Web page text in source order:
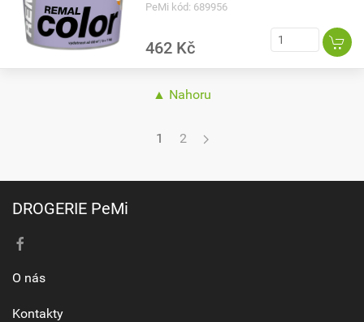
PeMi kód: 689956
462 Kč
▲ Nahoru
1 2
DROGERIE PeMi
O nás
Kontakty